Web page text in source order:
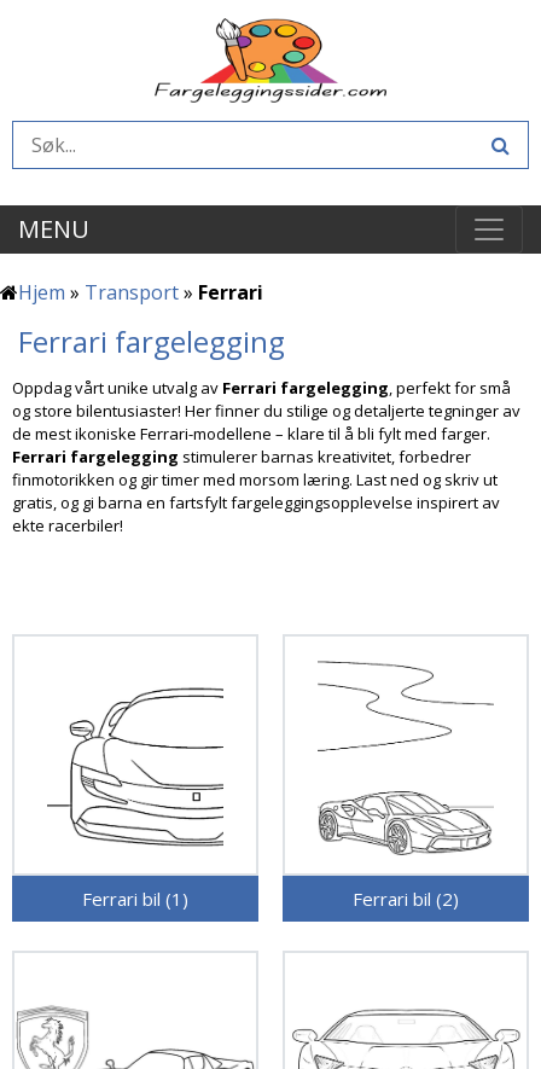
MENU
Hjem » Transport» Ferrari
Ferrari fargelegging
Oppdag vårt unike utvalg av Ferrari fargelegging, perfekt for små
og store bilentusiaster! Her finner du stilige og detaljerte tegninger av
de mest ikoniske Ferrari-modellene – klare til å bli fylt med farger.
Ferrari fargelegging stimulerer barnas kreativitet, forbedrer
finmotorikken og gir timer med morsom læring. Last ned og skriv ut
gratis, og gi barna en fartsfylt fargeleggingsopplevelse inspirert av
ekte racerbiler!
Ferrari bil (1) Ferrari bil (2)